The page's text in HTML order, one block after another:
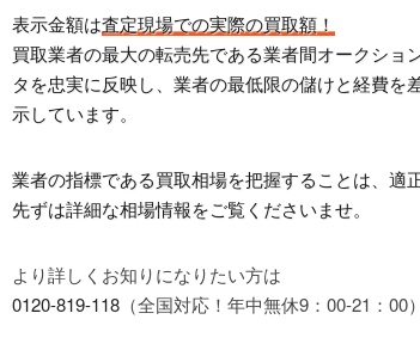
表示金額は査定現場での実際の買取額！
買取業者の最大の転売先である業者間オークショ
タを忠実に反映し、業者の最低限の儲けと経費を
示しています。
業者の指標である買取相場を把握することは、適
先ずは詳細な相場情報をご覧くださいませ。
より詳しくお知りになりたい方は
0120-819-118（全国対応！年中無休9：00-21：00